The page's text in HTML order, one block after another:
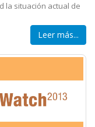
la situación actual de
Leer más...